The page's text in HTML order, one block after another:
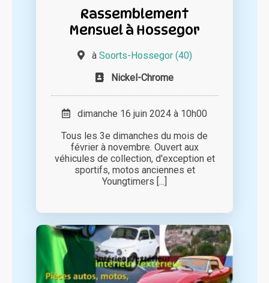
Rassemblement
Mensuel à Hossegor
à Soorts-Hossegor (40)
Nickel-Chrome
dimanche 16 juin 2024 à 10h00
Tous les 3e dimanches du mois de
février à novembre. Ouvert aux
véhicules de collection, d'exception et
sportifs, motos anciennes et
Youngtimers [...]